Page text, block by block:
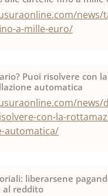
news/
a-mille-euro/
Puoi risolvere con
automatica
news/
con-la-
automatica/
liberarsene
al reddito